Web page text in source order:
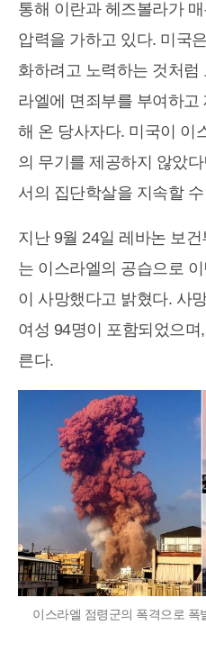
통해 이란과 헤즈볼라가
압력을 가하고 있다. 미국
화하려고 노력하는 것처
라엘에 면죄부를 부여하
해 온 당사자다. 미국이 이
의 무기를 제공하지 않았
서의 집단학살을 지속할
지난 9월 24일 레바논 보
는 이스라엘의 공습으로
이 사망했다고 밝혔다. 사
여성 94명이 포함되었으
른다.
이스라엘 점령군의 폭격으로 폭